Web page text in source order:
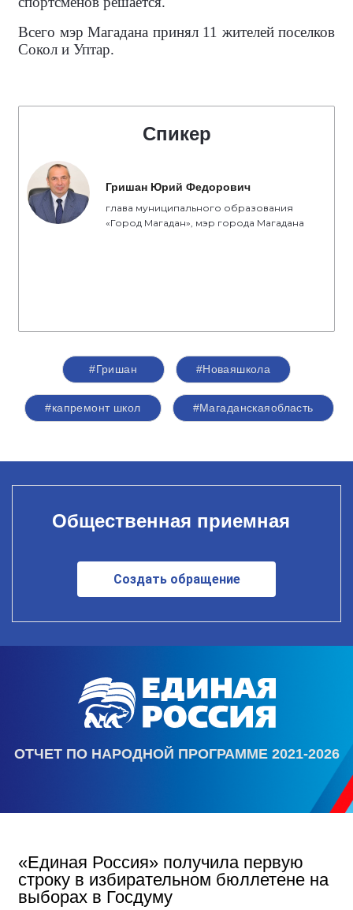
Всего мэр Магадана принял 11 жителей поселков
Сокол и Уптар.
Спикер
Гришан Юрий Федорович
глава муниципального образования
«Город Магадан», мэр города Магадана
#Гришан #Новаяшкола
#капремонт школ #Магаданскаяобласть
Общественная приемная
Создать обращение
ОТЧЕТ ПО НАРОДНОЙ ПРОГРАММЕ 2021-2026
«Единая Россия» получила первую
строку в избирательном бюллетене на
выборах в Госдуму